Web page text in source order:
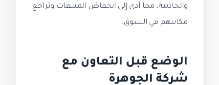
والجاذبية، مما أدى إلى انخفاض المبيعات وتراجع
مكانتهم في السوق.
الوضع قبل التعاون مع
شركة الجوهرة